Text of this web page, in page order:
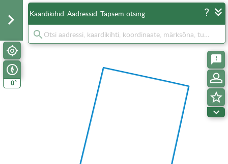
0°
Kaardikihid Aadressid Täpsem otsing